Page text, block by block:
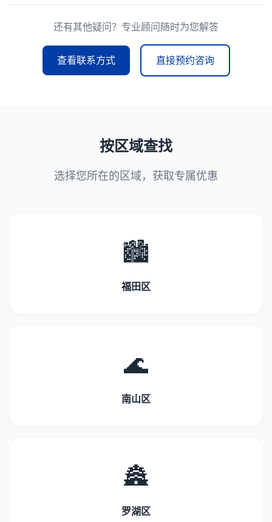
还有其他疑问？专业顾问随时为您解答
查看联系方式 直接预约咨询
按区域查找
选择您所在的区域，获取专属优惠
🏙️
福田区
🌊
南山区
🏯
罗湖区